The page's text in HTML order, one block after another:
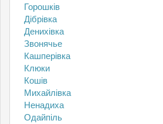
Горошків
Дібрівка
Денихівка
Звонячье
Кашперівка
Клюки
Кошів
Михайлівка
Ненадиха
Одайпіль